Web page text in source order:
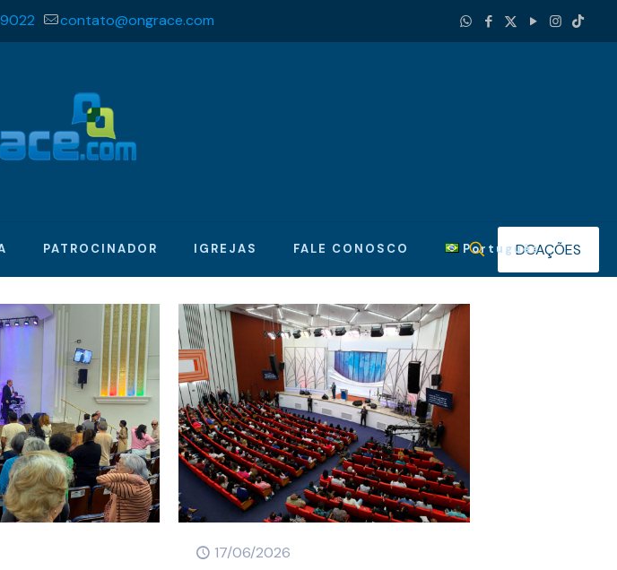
9022 contato@ongrace.com
PATROCINADOR IGREJAS FALE CONOSCO PortuguêsDOAÇÕES
17/06/2026